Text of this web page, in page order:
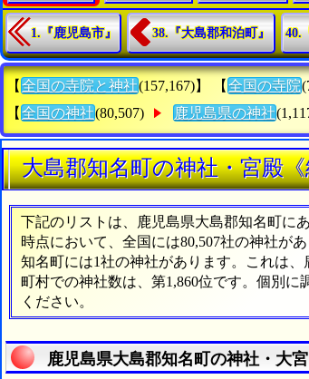
1.『鹿児島市』 38.『大島郡和泊町』 40.
【 全国の寺院と神社(157,167)】 【 全国の寺院
【 全国の神社(80,507) 鹿児島県の神社
大島郡知名町の神社・宮殿
下記のリストは、鹿児島県大島郡知名町に
時点において、全国には80,507社の神社が
知名町には1社の神社があります。これは
町村での神社数は、第1,860位です。個別
ください。
鹿児島県大島郡知名町の神社・大